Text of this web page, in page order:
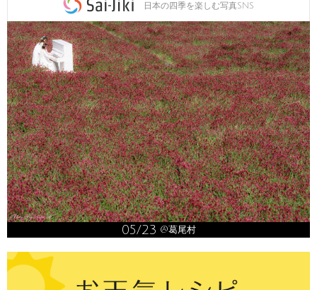
日本の四季を楽しむ写真SNS
05/23 @葛尾村